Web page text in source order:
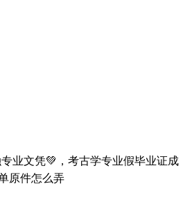
业文凭💚，考古学专业假毕业证成
原件怎么弄